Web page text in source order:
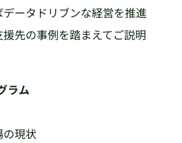
ータドリブンな経営を推進
先の事例を踏まえてご説明
ラム
の現状